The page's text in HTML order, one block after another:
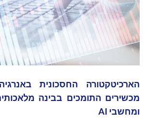
הארכיטקטורה החסכונית
מכשירים התומכים בבינה
ומחשבי AI